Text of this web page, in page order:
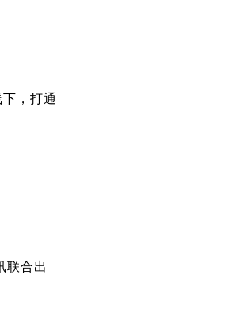
，打通
联合出